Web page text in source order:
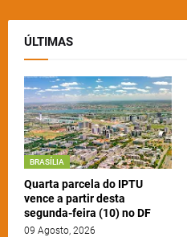
ÚLTIMAS
BRASÍLIA
Quarta parcela do IPTU
vence a partir desta
segunda-feira (10) no DF
09 Agosto, 2026